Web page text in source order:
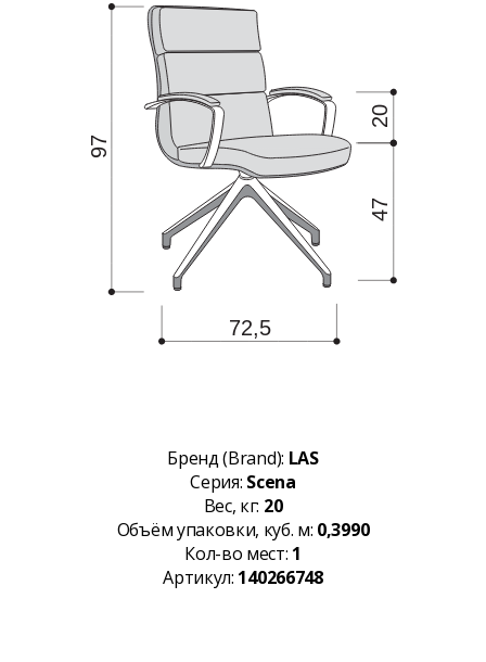
Бренд (Brand): LAS
Серия: Scena
Вес, кг: 20
Объём упаковки, куб. м: 0,3990
Кол-во мест: 1
Артикул: 140266748